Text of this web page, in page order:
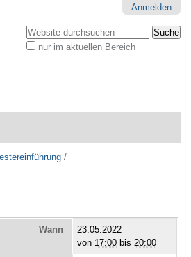
Anmelden
Website durchsuchen
nur im aktuellen Bereich
/
Wann
23.05.2022
von 17:00 bis 20:00